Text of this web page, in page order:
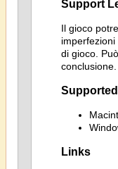
Support
Il gioco
di gioco.
conclusione.
Links